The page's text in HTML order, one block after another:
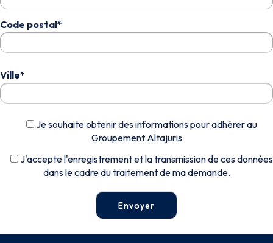
Code postal*
Ville*
Je souhaite obtenir des informations pour adhérer au
Groupement Altajuris
J'accepte l'enregistrement et la transmission de ces données
dans le cadre du traitement de ma demande.